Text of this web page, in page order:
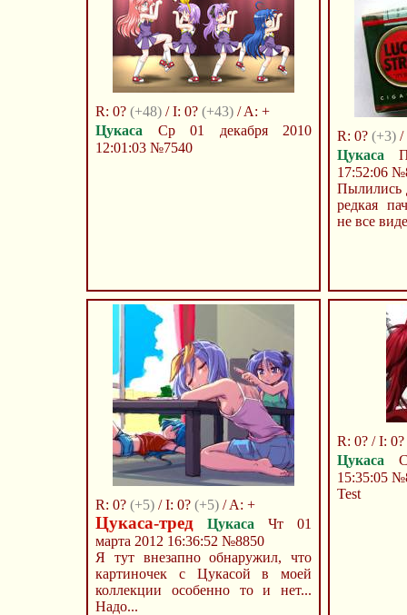
R: 0? (+48) / I: 0? (+43) / A: +
Цукаса Ср 01 декабря 2010
12:01:03 №7540
R: 0? (+3) /
Цукаса
17:52:06
Пылились
редкая
не все
R: 0? (+5) / I: 0? (+5) / A: +
Цукаса-тред Цукаса Чт 01
марта 2012 16:36:52 №8850
Я тут внезапно обнаружил, что
картиночек с Цукасой в моей
коллекции особенно то и нет...
Надо...
R: 0? / I:
Цукаса
15:35:05
Test